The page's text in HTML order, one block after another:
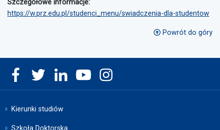
Szczegółowe informacje:
https://w.prz.edu.pl/studenci_menu/swiadczenia-dla-studentow
Powrót do góry
Kierunki studiów
Szkoła Doktorska